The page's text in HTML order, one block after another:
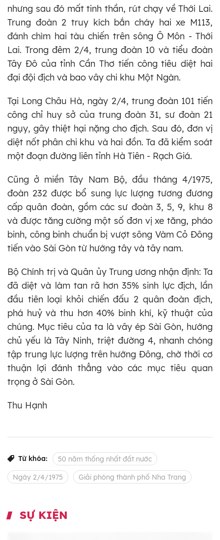
nhưng sau đó mất tinh thần, rút chạy về Thới Lai.
Trung đoàn 2 truy kích bắn cháy hai xe M113,
đánh chìm hai tàu chiến trên sông Ô Môn - Thới
Lai. Trong đêm 2/4, trung đoàn 10 và tiểu đoàn
Tây Đô của tỉnh Cần Thơ tiến công tiêu diệt hai
đại đội địch và bao vây chi khu Một Ngàn.
Tại Long Châu Hà, ngày 2/4, trung đoàn 101 tiến
công chỉ huy sở của trung đoàn 31, sư đoàn 21
ngụy, gây thiệt hại nặng cho địch. Sau đó, đơn vị
diệt nốt phân chi khu và hai đồn. Ta đã kiểm soát
một đoạn đường liên tỉnh Hà Tiên - Rạch Giá.
Cũng ở miền Tây Nam Bộ, đầu tháng 4/1975,
đoàn 232 được bổ sung lực lượng tương đương
cấp quân đoàn, gồm các sư đoàn 3, 5, 9, khu 8
và được tăng cường một số đơn vị xe tăng, pháo
binh, công binh chuẩn bị vượt sông Vàm Cỏ Đông
tiến vào Sài Gòn từ hướng tây và tây nam.
Bộ Chính trị và Quân ủy Trung ương nhận định: Ta
đã diệt và làm tan rã hơn 35% sinh lực địch, lần
đầu tiên loại khỏi chiến đấu 2 quân đoàn địch,
phá huỷ và thu hơn 40% binh khí, kỹ thuật của
chúng. Mục tiêu của ta là vây ép Sài Gòn, hướng
chủ yếu là Tây Ninh, triệt đường 4, nhanh chóng
tập trung lực lượng trên hướng Đông, chờ thời cơ
thuận lợi đánh thẳng vào các mục tiêu quan
trọng ở Sài Gòn.
Thu Hạnh
Từ khóa: 50 năm thống nhất đất nước
Ngày 2/4/1975 Giải phóng thành phố Nha Trang
SỰ KIỆN